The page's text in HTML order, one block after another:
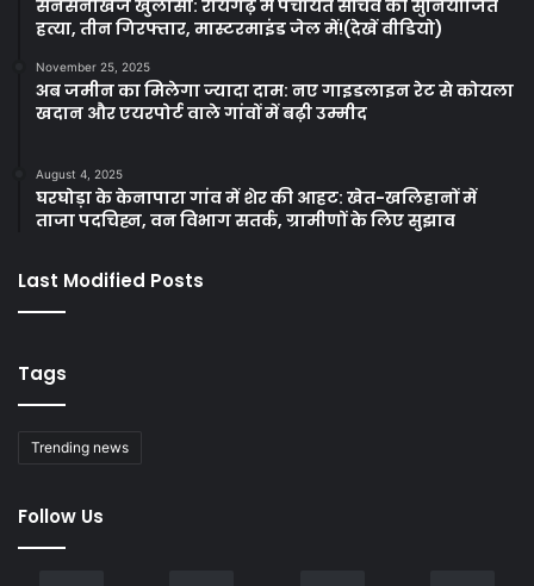
सनसनीखेज खुलासा: रायगढ़ में पंचायत सचिव की सुनियोजित
हत्या, तीन गिरफ्तार, मास्टरमाइंड जेल में!(देखें वीडियो)
November 25, 2025
अब जमीन का मिलेगा ज्यादा दाम: नए गाइडलाइन रेट से कोयला
खदान और एयरपोर्ट वाले गांवों में बढ़ी उम्मीद
August 4, 2025
घरघोड़ा के केनापारा गांव में शेर की आहट: खेत-खलिहानों में
ताजा पदचिह्न, वन विभाग सतर्क, ग्रामीणों के लिए सुझाव
Last Modified Posts
Tags
Trending news
Follow Us